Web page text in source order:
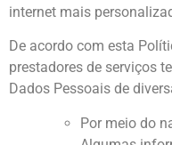
internet mais
De acordo com esta
prestadores de serviços
Dados Pessoais de
Por meio do